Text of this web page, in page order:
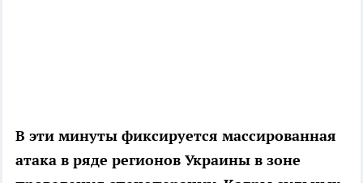
В эти минуты фиксируется массированная
атака в ряде регионов Украины в зоне